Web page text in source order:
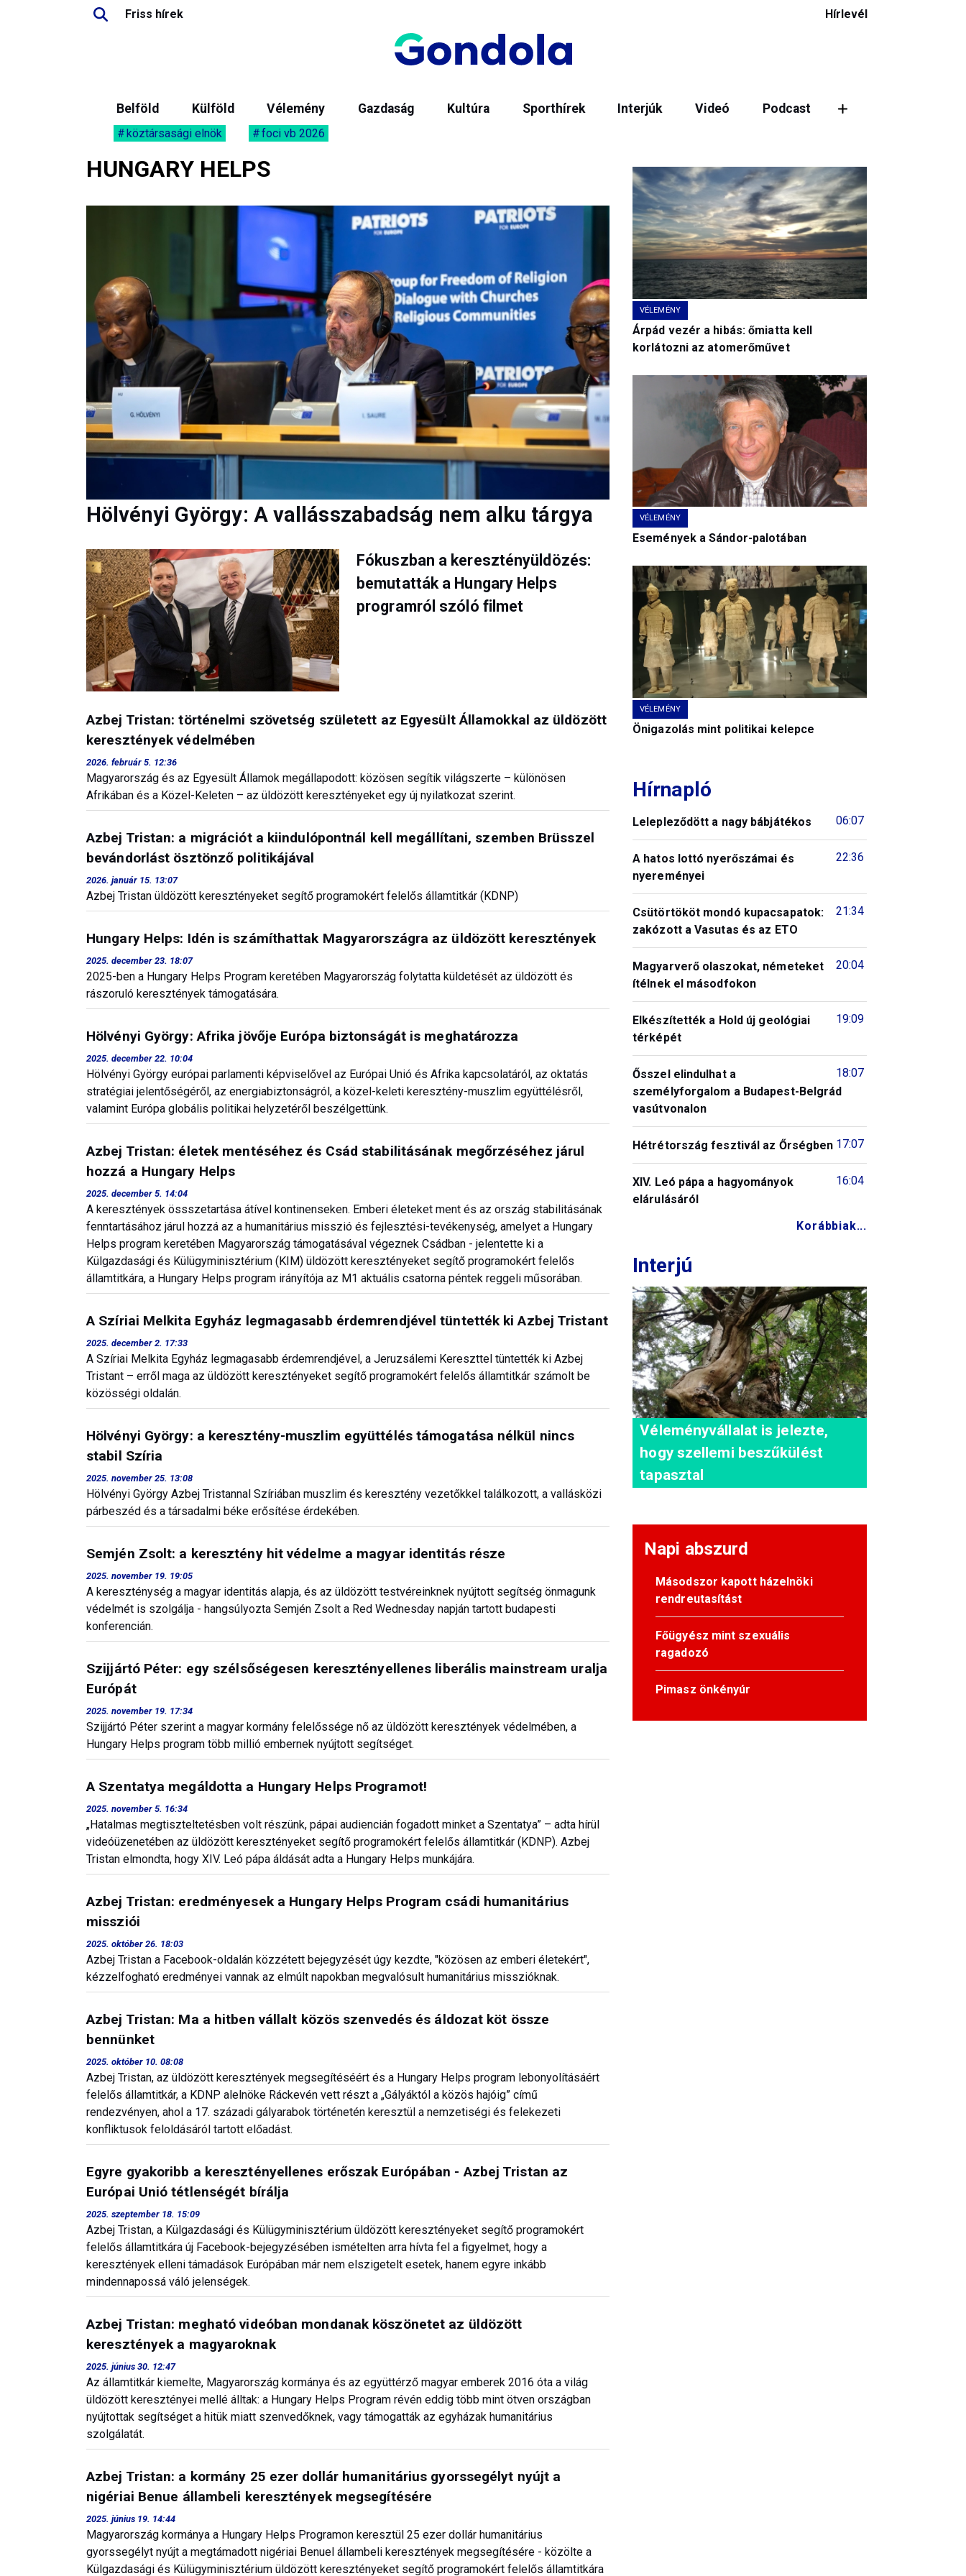
Friss hírek Hírlevél
Belföld Külföld Vélemény Gazdaság Kultúra Sporthírek Interjúk Videó Podcast
köztársasági elnök foci vb 2026
HUNGARY HELPS
Hölvényi György: A vallásszabadság nem alku tárgya
Fókuszban a keresztényüldözés:
bemutatták a Hungary Helps
programról szóló filmet
Azbej Tristan: történelmi szövetség született az Egyesült Államokkal az üldözött
keresztények védelmében
2026. február 5. 12:36
Magyarország és az Egyesült Államok megállapodott: közösen segítik világszerte – különösen
Afrikában és a Közel-Keleten – az üldözött keresztényeket egy új nyilatkozat szerint.
Azbej Tristan: a migrációt a kiindulópontnál kell megállítani, szemben Brüsszel
bevándorlást ösztönző politikájával
2026. január 15. 13:07
Azbej Tristan üldözött keresztényeket segítő programokért felelős államtitkár (KDNP)
Hungary Helps: Idén is számíthattak Magyarországra az üldözött keresztények
2025. december 23. 18:07
2025-ben a Hungary Helps Program keretében Magyarország folytatta küldetését az üldözött és
rászoruló keresztények támogatására.
Hölvényi György: Afrika jövője Európa biztonságát is meghatározza
2025. december 22. 10:04
Hölvényi György európai parlamenti képviselővel az Európai Unió és Afrika kapcsolatáról, az oktatás
stratégiai jelentőségéről, az energiabiztonságról, a közel-keleti keresztény-muszlim együttélésről,
valamint Európa globális politikai helyzetéről beszélgettünk.
Azbej Tristan: életek mentéséhez és Csád stabilitásának megőrzéséhez járul
hozzá a Hungary Helps
2025. december 5. 14:04
A keresztények össszetartása átível kontinenseken. Emberi életeket ment és az ország stabilitásának
fenntartásához járul hozzá az a humanitárius misszió és fejlesztési-tevékenység, amelyet a Hungary
Helps program keretében Magyarország támogatásával végeznek Csádban - jelentette ki a
Külgazdasági és Külügyminisztérium (KIM) üldözött keresztényeket segítő programokért felelős
államtitkára, a Hungary Helps program irányítója az M1 aktuális csatorna péntek reggeli műsorában.
A Szíriai Melkita Egyház legmagasabb érdemrendjével tüntették ki Azbej Tristant
2025. december 2. 17:33
A Szíriai Melkita Egyház legmagasabb érdemrendjével, a Jeruzsálemi Kereszttel tüntették ki Azbej
Tristant – erről maga az üldözött keresztényeket segítő programokért felelős államtitkár számolt be
közösségi oldalán.
Hölvényi György: a keresztény-muszlim együttélés támogatása nélkül nincs
stabil Szíria
2025. november 25. 13:08
Hölvényi György Azbej Tristannal Szíriában muszlim és keresztény vezetőkkel találkozott, a vallásközi
párbeszéd és a társadalmi béke erősítése érdekében.
Semjén Zsolt: a keresztény hit védelme a magyar identitás része
2025. november 19. 19:05
A kereszténység a magyar identitás alapja, és az üldözött testvéreinknek nyújtott segítség önmagunk
védelmét is szolgálja - hangsúlyozta Semjén Zsolt a Red Wednesday napján tartott budapesti
konferencián.
Szijjártó Péter: egy szélsőségesen keresztényellenes liberális mainstream uralja
Európát
2025. november 19. 17:34
Szijjártó Péter szerint a magyar kormány felelőssége nő az üldözött keresztények védelmében, a
Hungary Helps program több millió embernek nyújtott segítséget.
A Szentatya megáldotta a Hungary Helps Programot!
2025. november 5. 16:34
„Hatalmas megtiszteltetésben volt részünk, pápai audiencián fogadott minket a Szentatya” – adta hírül
videóüzenetében az üldözött keresztényeket segítő programokért felelős államtitkár (KDNP). Azbej
Tristan elmondta, hogy XIV. Leó pápa áldását adta a Hungary Helps munkájára.
Azbej Tristan: eredményesek a Hungary Helps Program csádi humanitárius
missziói
2025. október 26. 18:03
Azbej Tristan a Facebook-oldalán közzétett bejegyzését úgy kezdte, "közösen az emberi életekért",
kézzelfogható eredményei vannak az elmúlt napokban megvalósult humanitárius misszióknak.
Azbej Tristan: Ma a hitben vállalt közös szenvedés és áldozat köt össze
bennünket
2025. október 10. 08:08
Azbej Tristan, az üldözött keresztények megsegítéséért és a Hungary Helps program lebonyolításáért
felelős államtitkár, a KDNP alelnöke Ráckevén vett részt a „Gályáktól a közös hajóig” című
rendezvényen, ahol a 17. századi gályarabok történetén keresztül a nemzetiségi és felekezeti
konfliktusok feloldásáról tartott előadást.
Egyre gyakoribb a keresztényellenes erőszak Európában - Azbej Tristan az
Európai Unió tétlenségét bírálja
2025. szeptember 18. 15:09
Azbej Tristan, a Külgazdasági és Külügyminisztérium üldözött keresztényeket segítő programokért
felelős államtitkára új Facebook-bejegyzésében ismételten arra hívta fel a figyelmet, hogy a
keresztények elleni támadások Európában már nem elszigetelt esetek, hanem egyre inkább
mindennapossá váló jelenségek.
Azbej Tristan: megható videóban mondanak köszönetet az üldözött
keresztények a magyaroknak
2025. június 30. 12:47
Az államtitkár kiemelte, Magyarország kormánya és az együttérző magyar emberek 2016 óta a világ
üldözött keresztényei mellé álltak: a Hungary Helps Program révén eddig több mint ötven országban
nyújtottak segítséget a hitük miatt szenvedőknek, vagy támogatták az egyházak humanitárius
szolgálatát.
Azbej Tristan: a kormány 25 ezer dollár humanitárius gyorssegélyt nyújt a
nigériai Benue állambeli keresztények megsegítésére
2025. június 19. 14:44
Magyarország kormánya a Hungary Helps Programon keresztül 25 ezer dollár humanitárius
gyorssegélyt nyújt a megtámadott nigériai Benuel állambeli keresztények megsegítésére - közölte a
Külgazdasági és Külügyminisztérium üldözött keresztényeket segítő programokért felelős államtitkára
VÉLEMÉNY
Árpád vezér a hibás: őmiatta kell
korlátozni az atomerőművet
VÉLEMÉNY
Események a Sándor-palotában
VÉLEMÉNY
Önigazolás mint politikai kelepce
Hírnapló
06:07
Lelepleződött a nagy bábjátékos
22:36
A hatos lottó nyerőszámai és
nyereményei
21:34
Csütörtököt mondó kupacsapatok:
zakózott a Vasutas és az ETO
20:04
Magyarverő olaszokat, németeket
ítélnek el másodfokon
19:09
Elkészítették a Hold új geológiai
térképét
18:07
Ősszel elindulhat a
személyforgalom a Budapest-Belgrád
vasútvonalon
17:07
Hétrétország fesztivál az Őrségben
16:04
XIV. Leó pápa a hagyományok
elárulásáról
Korábbiak...
Interjú
Véleményvállalat is jelezte,
hogy szellemi beszűkülést
tapasztal
Napi abszurd
Másodszor kapott házelnöki
rendreutasítást
Főügyész mint szexuális
ragadozó
Pimasz önkényúr